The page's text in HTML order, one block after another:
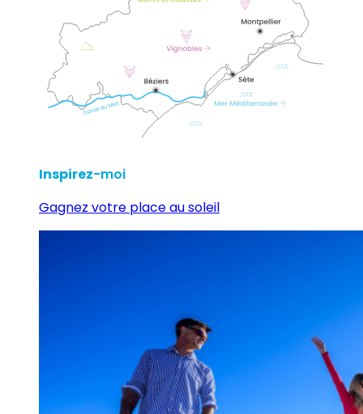
Inspirez-moi
Gagnez votre place au soleil